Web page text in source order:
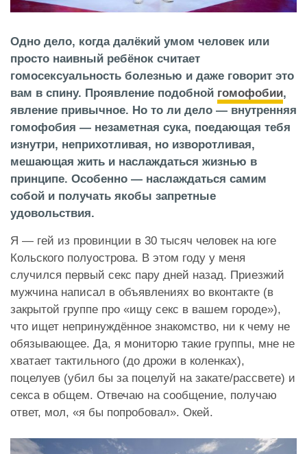
Одно дело, когда далёкий умом человек или
просто наивный ребёнок считает
гомосексуальность болезнью и даже говорит это
вам в спину. Проявление подобной гомофобии,
явление привычное. Но то ли дело — внутренняя
гомофобия — незаметная сука, поедающая тебя
изнутри, неприхотливая, но изворотливая,
мешающая жить и наслаждаться жизнью в
принципе. Особенно — наслаждаться самим
собой и получать якобы запретные
удовольствия.
Я — гей из провинции в 30 тысяч человек на юге
Кольского полуострова. В этом году у меня
случился первый секс пару дней назад. Приезжий
мужчина написал в объявлениях во вконтакте (в
закрытой группе про «ищу секс в вашем городе»),
что ищет непринуждённое знакомство, ни к чему не
обязывающее. Да, я мониторю такие группы, мне не
хватает тактильного (до дрожи в коленках),
поцелуев (убил бы за поцелуй на закате/рассвете) и
секса в общем. Отвечаю на сообщение, получаю
ответ, мол, «я бы попробовал». Окей.